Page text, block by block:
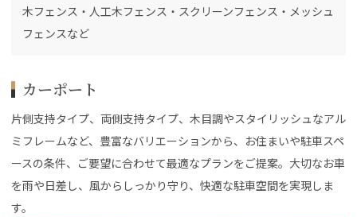
木フェンス・人工木フェンス・スクリーンフェンス・メッシュ
フェンスなど
カーポート
片側支持タイプ、両側支持タイプ、木目調やスタイリッシュなアル
ミフレームなど、豊富なバリエーションから、お住まいや駐車スペ
ースの条件、ご要望に合わせて最適なプランをご提案。大切なお車
を雨や日差し、風からしっかり守り、快適な駐車空間を実現しま
す。